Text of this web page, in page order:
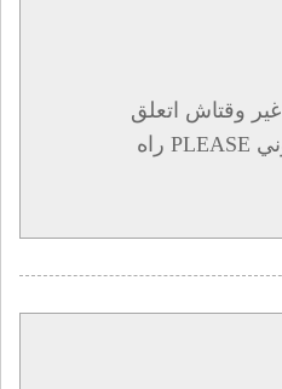
وقتاش اتعلق
طبلوا لليخليكم جوبوني PLEASE راه